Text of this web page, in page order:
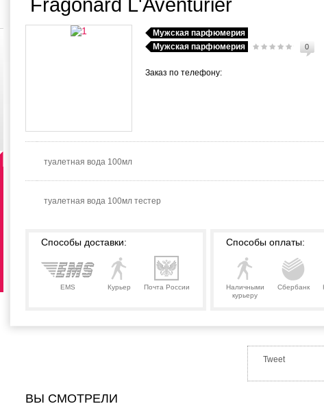
Fragonard L'Aventurier
Мужская парфюмерия
Мужская парфюмерия
0
Заказ по телефону:
туалетная вода 100мл
туалетная вода 100мл тестер
Способы доставки:
EMS Курьер Почта России
Способы оплаты:
Наличными
курьеру
Сбербанк
Tweet
ВЫ СМОТРЕЛИ